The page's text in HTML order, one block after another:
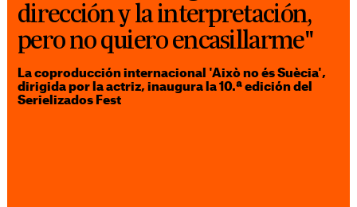
dirección y la interpretación,
pero no quiero encasillarme"
La coproducción internacional 'Això no és Suècia',
dirigida por la actriz, inaugura la 10.ª edición del
Serielizados Fest